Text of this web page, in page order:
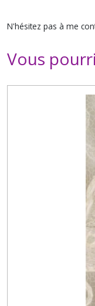
N'hésitez pas à me
Vous